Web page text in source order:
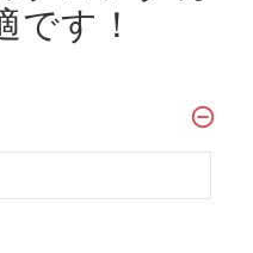
です！